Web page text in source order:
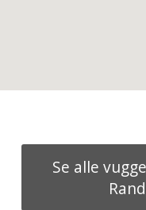
Se alle